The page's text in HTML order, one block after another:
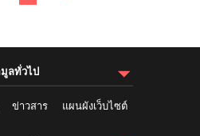
ลทั่วไป
ข่าวสาร แผนผังเว็บไซต์